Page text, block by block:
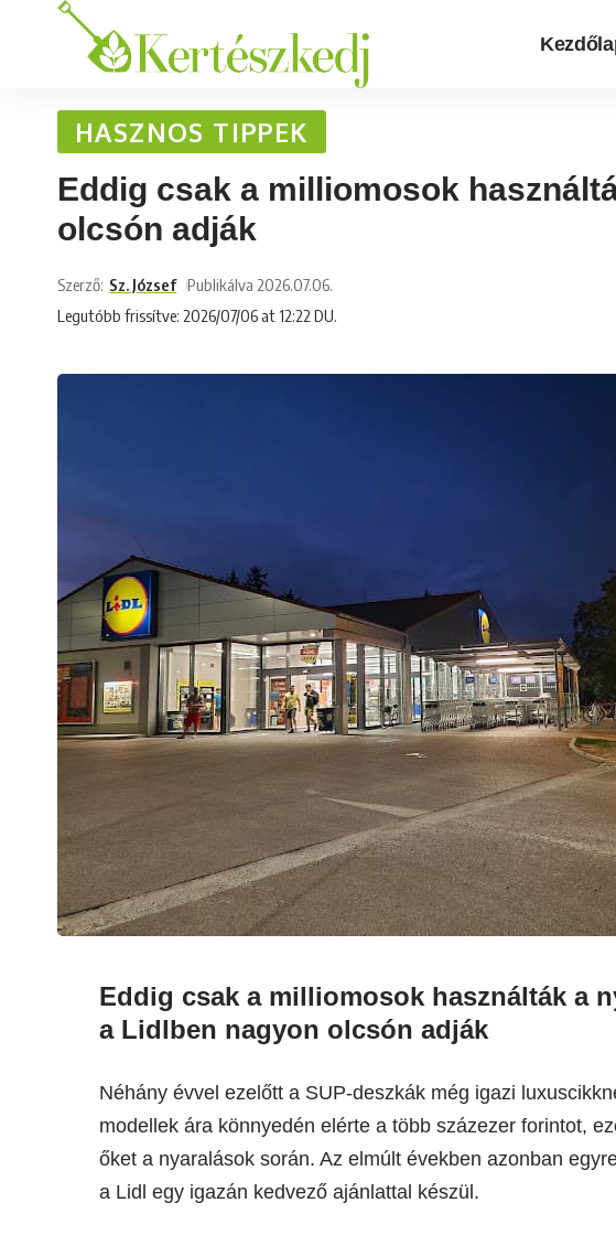
HASZNOS TIPPEK
Eddig csak a milliomosok
olcsón adják
Legutóbb frissítve: 2026/07/06 at 12:22 DU.
Szerző: Sz. József Publikálva 2026.07.06.
Eddig csak a milliomosok használták a
a Lidlben nagyon olcsón adják
Néhány évvel ezelőtt a SUP-deszkák még igazi
modellek ára könnyedén elérte a több százezer forintot,
őket a nyaralások során. Az elmúlt években azonban
a Lidl egy igazán kedvező ajánlattal készül.